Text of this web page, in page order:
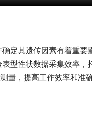
定其遗传因素有着重
型性状数据采集效率
量，提高工作效率和准